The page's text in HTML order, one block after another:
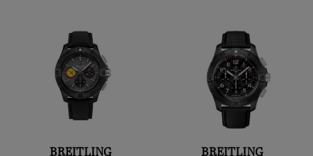
BREITLING
BREITLING